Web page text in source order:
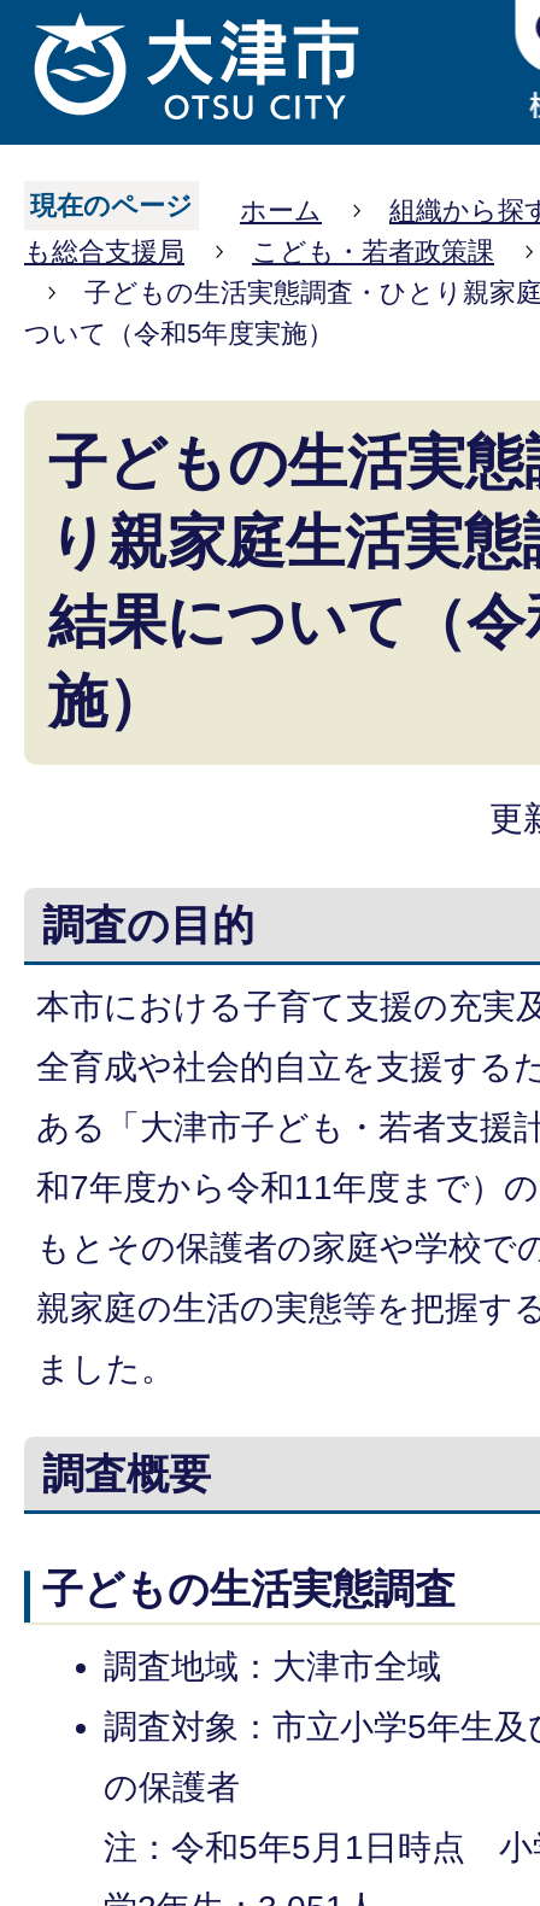
現在のページ ホーム
組織から探
も総合支援局
こども・若者政策課
子どもの生活実態調査・ひとり親家
ついて（令和5年度実施）
子どもの生活実
り親家庭生活実
結果について（
施）
更
調査の目的
本市における子育て支援の充実
全育成や社会的自立を支援する
ある「大津市子ども・若者支援
和7年度から令和11年度まで）
もとその保護者の家庭や学校で
親家庭の生活の実態等を把握す
ました。
調査概要
子どもの生活実態調査
調査地域：大津市全域
調査対象：市立小学5年生
の保護者
注：令和5年5月1日時点 小